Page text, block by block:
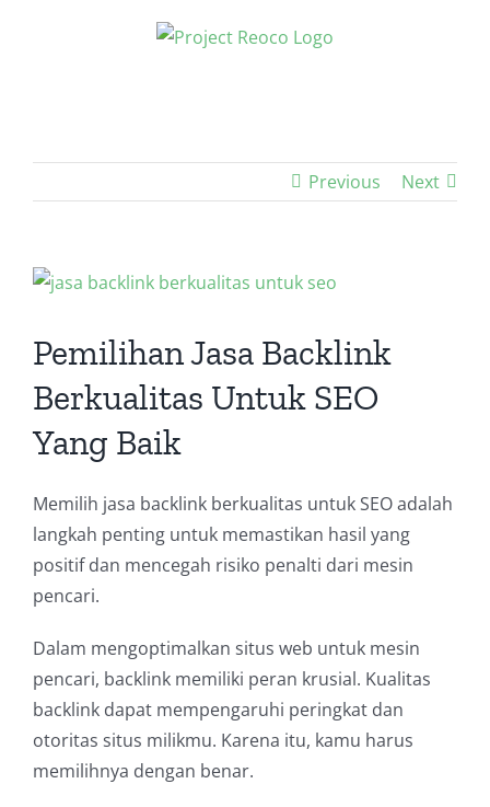
Previous Next
View
Image
Pemilihan Jasa Backlink
Berkualitas Untuk SEO
Yang Baik
Memilih jasa backlink berkualitas untuk SEO adalah
langkah penting untuk memastikan hasil yang
positif dan mencegah risiko penalti dari mesin
pencari.
Dalam mengoptimalkan situs web untuk mesin
pencari, backlink memiliki peran krusial. Kualitas
backlink dapat mempengaruhi peringkat dan
otoritas situs milikmu. Karena itu, kamu harus
memilihnya dengan benar.